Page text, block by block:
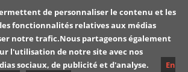
critiques de
Yuyine
de personnaliser le contenu et les
fonctionnalités relatives aux médias
notre trafic.Nous partageons également
l'utilisation de notre site avec nos
sociaux, de publicité et d'analyse.
En